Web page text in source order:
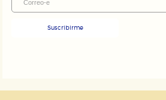
Suscribirme
Puede consultar nuestra